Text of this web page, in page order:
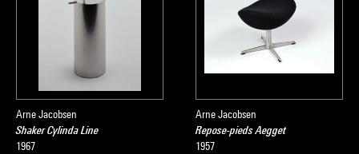
Arne Jacobsen
Shaker Cylinda Line
1967
Arne Jacobsen
Repose-pieds Aegget
1957